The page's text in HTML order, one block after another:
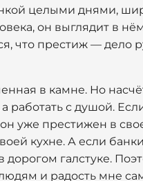
целыми днями,
он выглядит в
что престиж — дело
в камне. Но
с душой.
уже престижен в
кухне. А если
галстуке.
и радость мне